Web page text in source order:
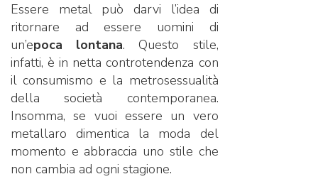
Essere metal può darvi l’idea di
ritornare ad essere uomini di
un’epoca lontana. Questo stile,
infatti, è in netta controtendenza con
il consumismo e la metrosessualità
della società contemporanea.
Insomma, se vuoi essere un vero
metallaro dimentica la moda del
momento e abbraccia uno stile che
non cambia ad ogni stagione.